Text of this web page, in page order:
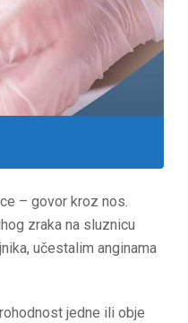
– govor kroz nos.
zraka na sluznicu
učestalim anginama
jedne ili obje